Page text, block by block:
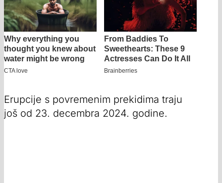
Erupcije s povremenim prekidima traju
još od 23. decembra 2024. godine.